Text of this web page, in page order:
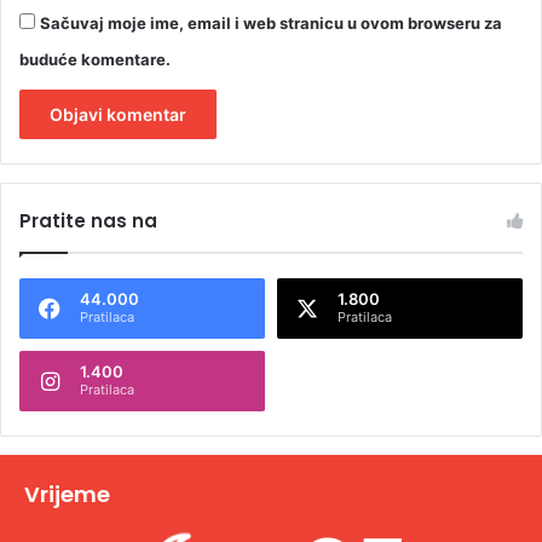
Sačuvaj moje ime, email i web stranicu u ovom browseru za
buduće komentare.
t
n
t
v
Pratite nas na
44.000
Pratilaca
1.800
Pratilaca
1.400
Pratilaca
Vrijeme